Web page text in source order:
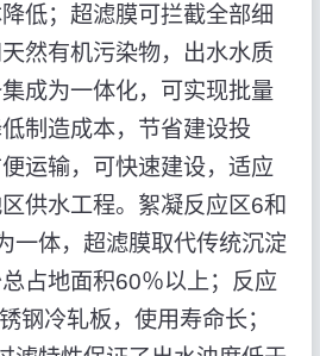
低；超滤膜可拦截全部细
然有机污染物，出水水质
成为一体化，可实现批量
制造成本，节省建设投
运输，可快速建设，适应
供水工程。絮凝反应区6和
一体，超滤膜取代传统沉淀
占地面积60％以上；反应
钢冷轧板，使用寿命长；